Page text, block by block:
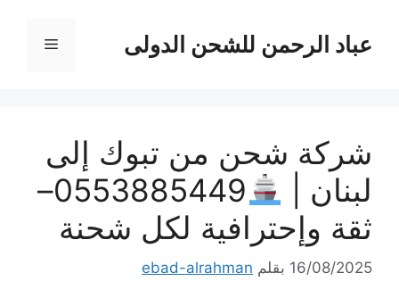
المحتوىعباد الرحمن للشحن الدولى القائمة
شركة شحن من تبوك إلى
لبنان |
0553885449–
ثقة وإحترافية لكل شحنة
16/08/2025 بقلم ebad-alrahman